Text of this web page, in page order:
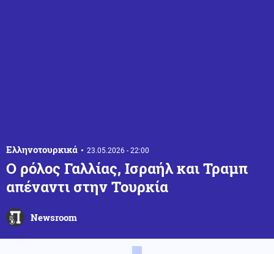
Ελληνοτουρκικά 23.05.2026 - 22:00
Ο ρόλος Γαλλίας, Ισραήλ και Τραμπ
απέναντι στην Τουρκία
Newsroom